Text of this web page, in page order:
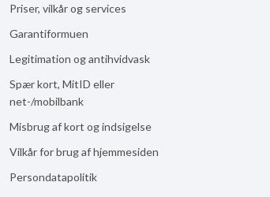
Priser, vilkår og services
Garantiformuen
Legitimation og antihvidvask
Spær kort, MitID eller
net-/mobilbank
Misbrug af kort og indsigelse
Vilkår for brug af hjemmesiden
Persondatapolitik